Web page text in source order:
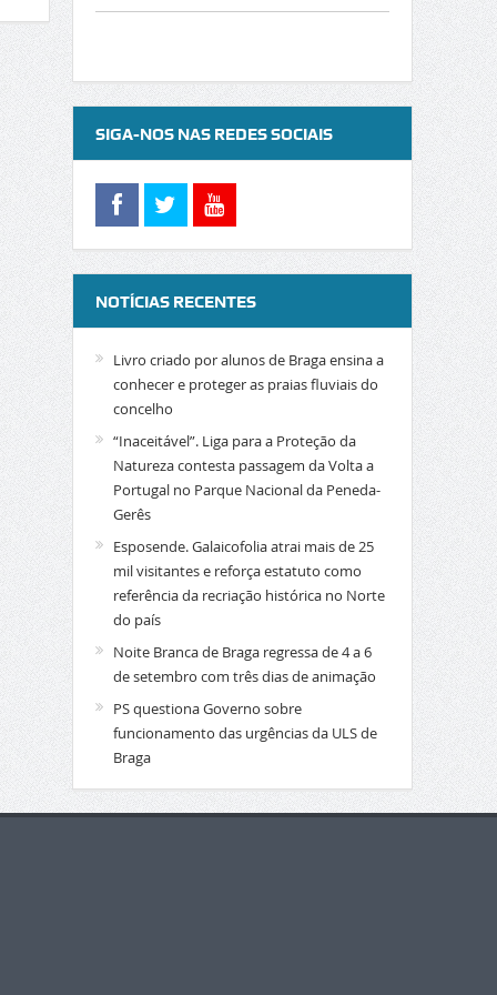
SIGA-NOS NAS REDES SOCIAIS
NOTÍCIAS RECENTES
Livro criado por alunos de Braga ensina a
conhecer e proteger as praias fluviais do
concelho
“Inaceitável”. Liga para a Proteção da
Natureza contesta passagem da Volta a
Portugal no Parque Nacional da Peneda-
Gerês
Esposende. Galaicofolia atrai mais de 25
mil visitantes e reforça estatuto como
referência da recriação histórica no Norte
do país
Noite Branca de Braga regressa de 4 a 6
de setembro com três dias de animação
PS questiona Governo sobre
funcionamento das urgências da ULS de
Braga